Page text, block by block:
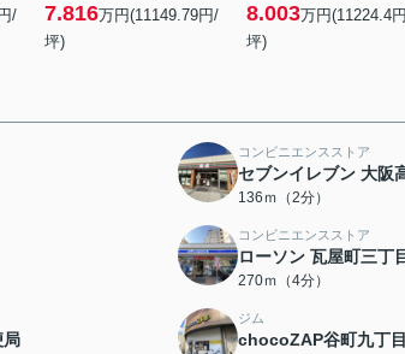
/
7.816万円(11149.79円/
坪)
8.003万円(11224.4
坪)
コンビニエンスストア
セブンイレブン 大阪
136ｍ（2分）
コンビニエンスストア
ローソン 瓦屋町三丁
270ｍ（4分）
局
ジム
chocoZAP谷町九丁目